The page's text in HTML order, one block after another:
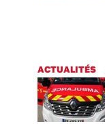
ACTUALITÉS